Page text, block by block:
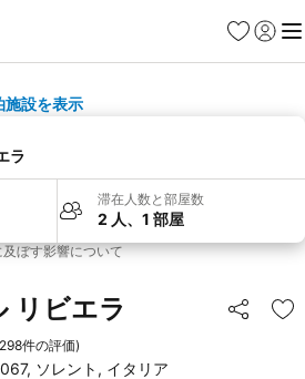
お気に入り
ログイ
メ
施設を表示
ラ
滞在人数と部屋数
2 人、1 部屋
ぼす影響について
リビエラ シェア
お
件の評価)
ソレント, イタリア